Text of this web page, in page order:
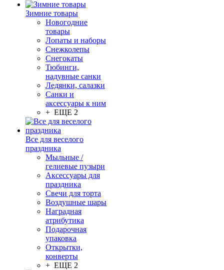
Зимние товары
Новогодние
товары
Лопаты и наборы
Снежколепы
Снегокаты
Тюбинги,
надувные санки
Ледянки, салазки
Санки и
аксессуары к ним
+ ЕЩЕ 2
Все для веселого
праздника
Мыльные /
гелиевые пузыри
Аксессуары для
праздника
Свечи для торта
Воздушные шары
Наградная
атрибутика
Подарочная
упаковка
Открытки,
конверты
+ ЕЩЕ 2